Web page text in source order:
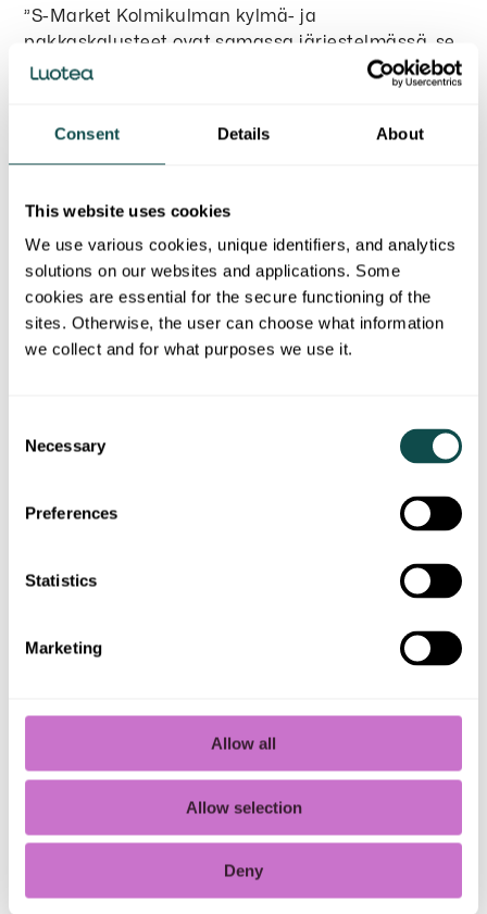
Consent Details About
This website uses cookies
We use various cookies, unique identifiers, and analytics
solutions on our websites and applications. Some
cookies are essential for the secure functioning of the
sites. Otherwise, the user can choose what information
we collect and for what purposes we use it.
Selection
Necessary
Preferences
Statistics
Marketing
Allow all
Allow selection
Deny
”S-Market Kolmikulman kylmä- ja
pakkaskalusteet ovat samassa järjestelmässä, se
on energiataloudellinen ja ympäristöystävällinen
Kolmikulman kylmäremontti valmistui
kannatti.
”Meillä on asiasta jo dataa, ja sen mukaan
kylmälaitteiden sähkönkulutus on tippunut 25
prosenttia verrattuna edellisvuoden vastaavaan
aikaan. Odotamme, että kehitys paranee vielä
Valvonta hoituu etänä
Modernit kylmälaitteet ovat moderneja myös